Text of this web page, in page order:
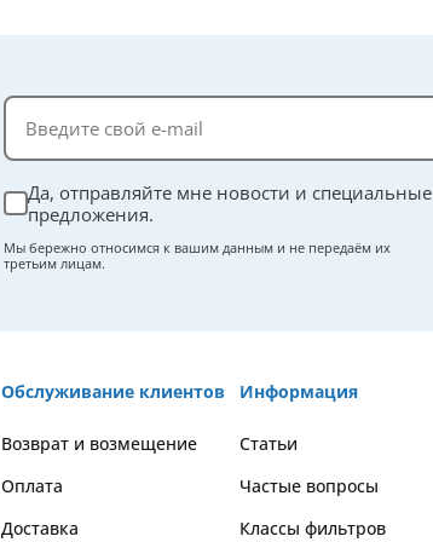
Да, отправляйте мне новости и специальные
предложения.
Мы бережно относимся к вашим данным и не передаём их
третьим лицам.
Обслуживание клиентов
Возврат и возмещение
Оплата
Доставка
Информация
Статьи
Частые вопросы
Классы фильтров